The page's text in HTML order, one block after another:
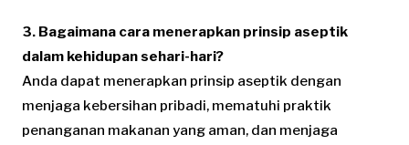
3. Bagaimana cara menerapkan prinsip aseptik
dalam kehidupan sehari-hari?
Anda dapat menerapkan prinsip aseptik dengan
menjaga kebersihan pribadi, mematuhi praktik
penanganan makanan yang aman, dan menjaga